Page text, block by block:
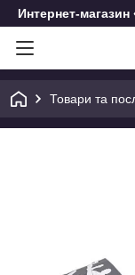
Интернет-
Товари та